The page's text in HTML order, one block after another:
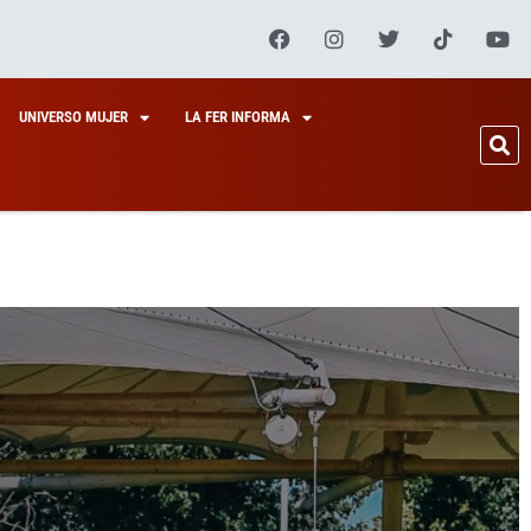
UNIVERSO MUJER LA FER INFORMA